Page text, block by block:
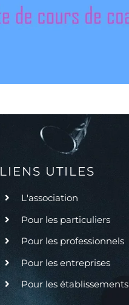
LIENS UTILES
L'association
Pour les particuliers
Pour les professionnels
Pour les entreprises
Pour les établissements